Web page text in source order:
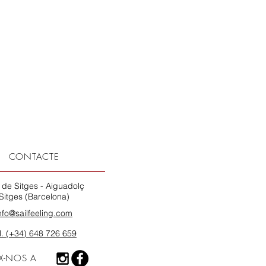
CONTACTE
de Sitges - Aiguadolç
(Barcelona)
(+34) 648 726 659
NOS A